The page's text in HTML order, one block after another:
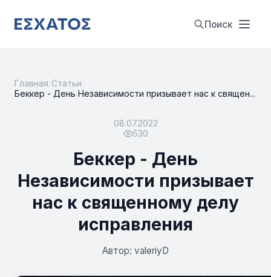
Поиск
Главная Статьи
Беккер - День Независимости призывает нас к священ...
08.07.2022
530
Беккер - День
Независимости призывает
нас к священному делу
исправления
Автор: valeriyD